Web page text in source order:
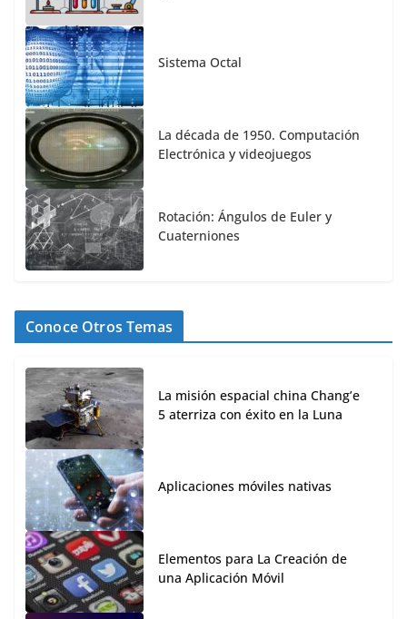
Sistema Octal
La década de 1950. Computación
Electrónica y videojuegos
Rotación: Ángulos de Euler y
Cuaterniones
Conoce Otros Temas
La misión espacial china Chang’e
5 aterriza con éxito en la Luna
Aplicaciones móviles nativas
Elementos para La Creación de
una Aplicación Móvil